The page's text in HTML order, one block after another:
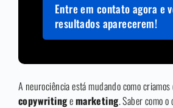
Entre em contato agora e
resultados aparecerem!
A neurociência está mudando como
copywritingemarketing. Saber como